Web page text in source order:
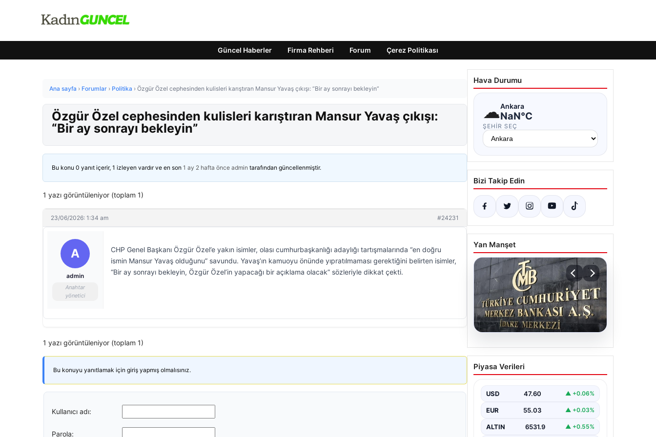
Güncel Haberler Firma Rehberi Forum Çerez Politikası
Ana sayfa › Forumlar › Politika › Özgür Özel cephesinden kulisleri karıştıran Mansur Yavaş çıkışı: “Bir ay sonrayı bekleyin”
Özgür Özel cephesinden kulisleri karıştıran Mansur Yavaş çıkışı:
“Bir ay sonrayı bekleyin”
Bu konu 0 yanıt içerir, 1 izleyen vardır ve en son 1 ay 2 hafta önce admin tarafından güncellenmiştir.
1 yazı görüntüleniyor (toplam 1)
23/06/2026: 1:34 am #24231
A
admin
Anahtar
yönetici
CHP Genel Başkanı Özgür Özel’e yakın isimler, olası cumhurbaşkanlığı adaylığı tartışmalarında “en doğru
ismin Mansur Yavaş olduğunu” savundu. Yavaş’ın kamuoyu önünde yıpratılmaması gerektiğini belirten isimler,
“Bir ay sonrayı bekleyin, Özgür Özel’in yapacağı bir açıklama olacak” sözleriyle dikkat çekti.
1 yazı görüntüleniyor (toplam 1)
Bu konuyu yanıtlamak için giriş yapmış olmalısınız.
Kullanıcı adı:
Parola:
Hava Durumu
☁Ankara
NaN°C
ŞEHIR SEÇ
Bizi Takip Edin
Yan Manşet
Merkez Bankası faiz kararı
ne zaman? Ekonomistlerin
belli oldu
Piyasa Verileri
USD 47.60 ▲ +0.06%
EUR 55.03 ▲ +0.03%
ALTIN 6531.9 ▲ +0.55%